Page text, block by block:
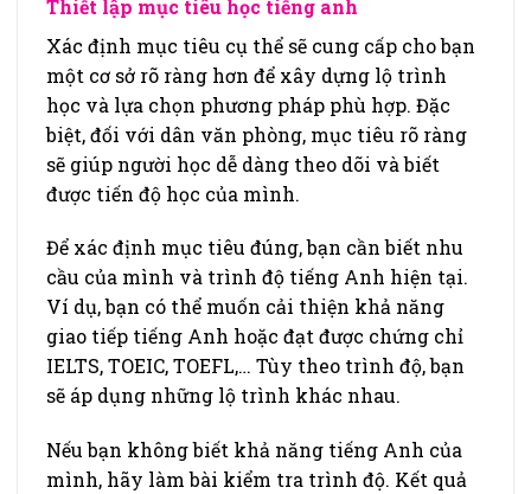
Thiết lập mục tiêu học tiếng anh
Xác định mục tiêu cụ thể sẽ cung cấp cho bạn
một cơ sở rõ ràng hơn để xây dựng lộ trình
học và lựa chọn phương pháp phù hợp. Đặc
biệt, đối với dân văn phòng, mục tiêu rõ ràng
sẽ giúp người học dễ dàng theo dõi và biết
được tiến độ học của mình.
Để xác định mục tiêu đúng, bạn cần biết nhu
cầu của mình và trình độ tiếng Anh hiện tại.
Ví dụ, bạn có thể muốn cải thiện khả năng
giao tiếp tiếng Anh hoặc đạt được chứng chỉ
IELTS, TOEIC, TOEFL,… Tùy theo trình độ, bạn
sẽ áp dụng những lộ trình khác nhau.
Nếu bạn không biết khả năng tiếng Anh của
mình, hãy làm bài kiểm tra trình độ. Kết quả